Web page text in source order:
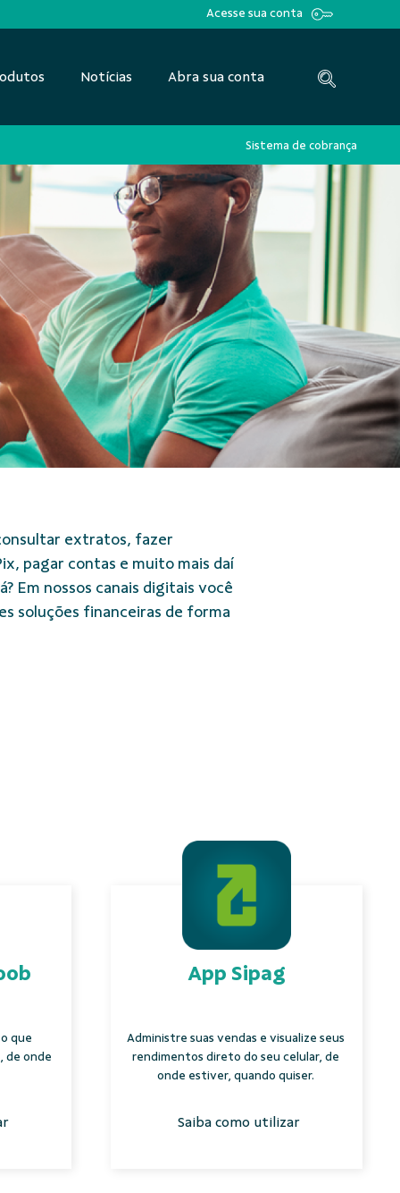
Acesse sua conta
Notícias Abra sua conta
Sistema de cobrança
extratos, fazer
pagar contas e muito mais daí
Em nossos canais digitais você
soluções financeiras de forma
que
de onde
App Sipag
Administre suas vendas e visualize seus
rendimentos direto do seu celular, de
onde estiver, quando quiser.
Saiba como utilizar